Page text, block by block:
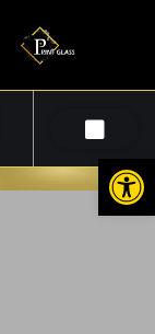
פתח סרגל נגישות